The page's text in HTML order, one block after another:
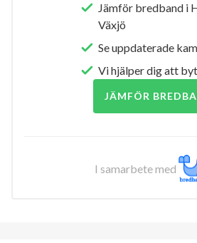
Jämför bredband i
Växjö
Se uppdaterade
Vi hjälper dig att
JÄMFÖR
I samarbete med